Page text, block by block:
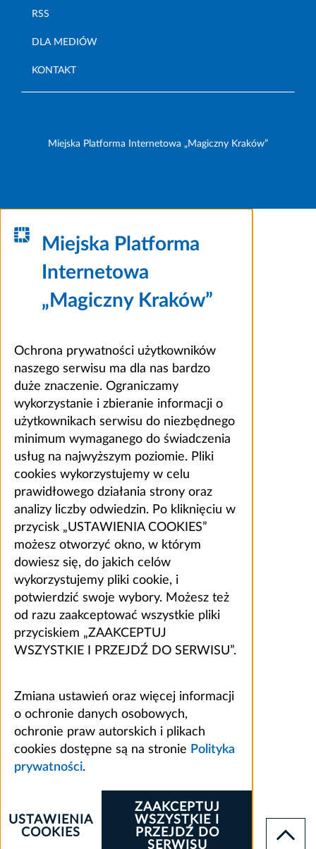
RSS
DLA MEDIÓW
KONTAKT
Miejska Platforma Internetowa „Magiczny Kraków”
Miejska Platforma
Internetowa
„Magiczny Kraków”
Ochrona prywatności użytkowników
naszego serwisu ma dla nas bardzo
duże znaczenie. Ograniczamy
wykorzystanie i zbieranie informacji o
użytkownikach serwisu do niezbędnego
minimum wymaganego do świadczenia
usług na najwyższym poziomie. Pliki
cookies wykorzystujemy w celu
prawidłowego działania strony oraz
analizy liczby odwiedzin. Po kliknięciu w
przycisk „USTAWIENIA COOKIES”
możesz otworzyć okno, w którym
dowiesz się, do jakich celów
wykorzystujemy pliki cookie, i
potwierdzić swoje wybory. Możesz też
od razu zaakceptować wszystkie pliki
przyciskiem „ZAAKCEPTUJ
WSZYSTKIE I PRZEJDŹ DO SERWISU”.
Zmiana ustawień oraz więcej informacji
o ochronie danych osobowych,
ochronie praw autorskich i plikach
cookies dostępne są na stronie Polityka
prywatności.
ZAAKCEPTUJ
WSZYSTKIE I
PRZEJDŹ DO
SERWISU
USTAWIENIA
COOKIES